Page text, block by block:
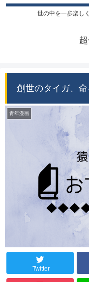
世の中を一歩楽し
創世のタイガ、
青年漫画
Twitter